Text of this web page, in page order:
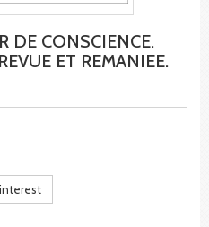
DE CONSCIENCE.
ET REMANIEE.